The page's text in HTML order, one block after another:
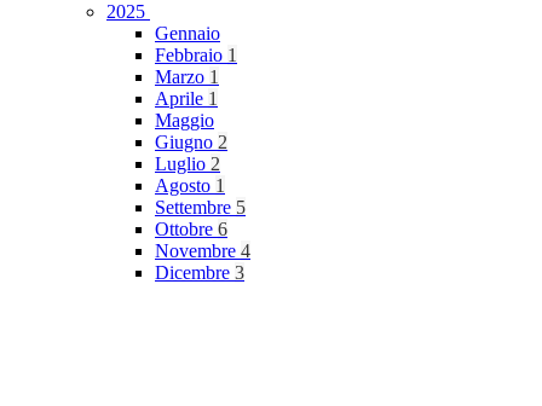
2025
Gennaio
Febbraio 1
Marzo 1
Aprile 1
Maggio
Giugno 2
Luglio 2
Agosto 1
Settembre 5
Ottobre 6
Novembre 4
Dicembre 3